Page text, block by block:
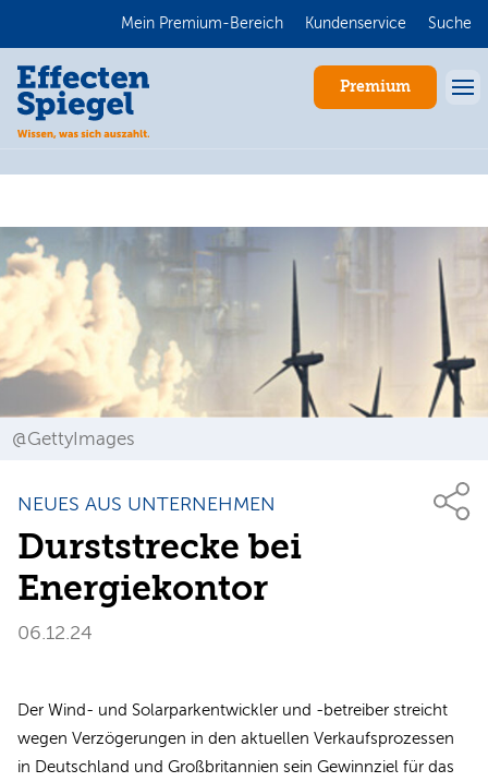
Mein Premium-Bereich Kundenservice Suche
Premium
@GettyImages
NEUES AUS UNTERNEHMEN
Durststrecke bei
Energiekontor
06.12.24
Der Wind- und Solarparkentwickler und -betreiber streicht
wegen Verzögerungen in den aktuellen Verkaufsprozessen
in Deutschland und Großbritannien sein Gewinnziel für das
Anmelden